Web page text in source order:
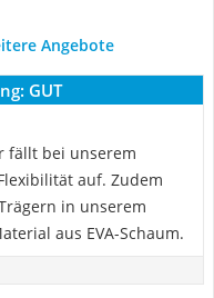
Angebote
GUT
fällt bei unserem
auf. Zudem
in unserem
aus EVA-Schaum.